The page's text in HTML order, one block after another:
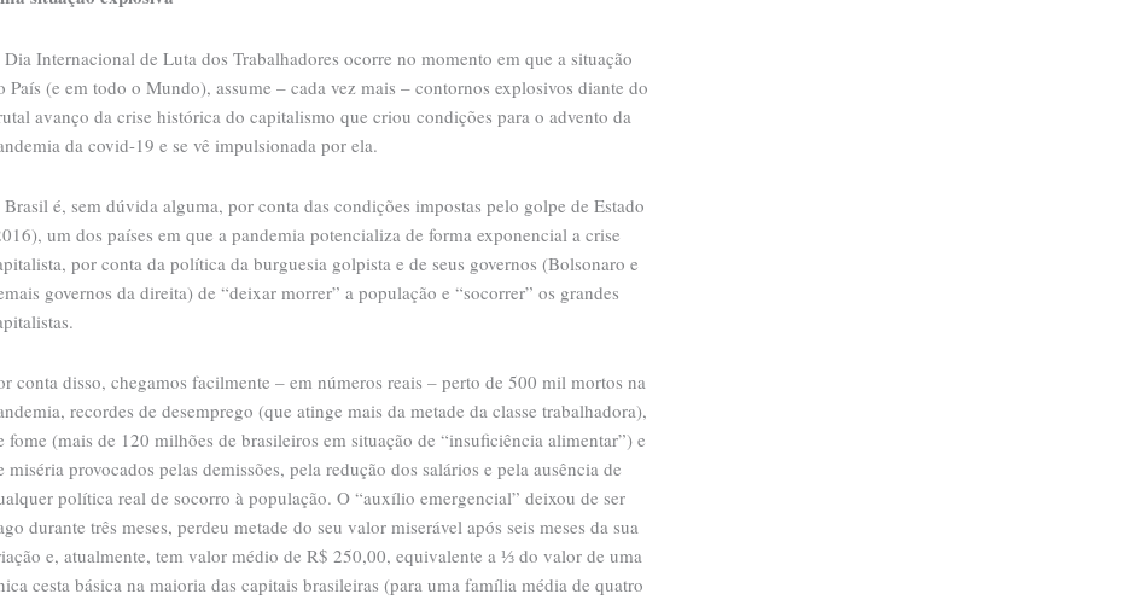
Dia Internacional de Luta dos Trabalhadores ocorre no momento em que a situação
País (e em todo o Mundo), assume – cada vez mais – contornos explosivos diante do
avanço da crise histórica do capitalismo que criou condições para o advento da
da covid-19 e se vê impulsionada por ela.
Brasil é, sem dúvida alguma, por conta das condições impostas pelo golpe de Estado
um dos países em que a pandemia potencializa de forma exponencial a crise
por conta da política da burguesia golpista e de seus governos (Bolsonaro e
governos da direita) de “deixar morrer” a população e “socorrer” os grandes
conta disso, chegamos facilmente – em números reais – perto de 500 mil mortos na
recordes de desemprego (que atinge mais da metade da classe trabalhadora),
fome (mais de 120 milhões de brasileiros em situação de “insuficiência alimentar”) e
miséria provocados pelas demissões, pela redução dos salários e pela ausência de
política real de socorro à população. O “auxílio emergencial” deixou de ser
durante três meses, perdeu metade do seu valor miserável após seis meses da sua
e, atualmente, tem valor médio de R$ 250,00, equivalente a ⅓ do valor de uma
cesta básica na maioria das capitais brasileiras (para uma família média de quatro